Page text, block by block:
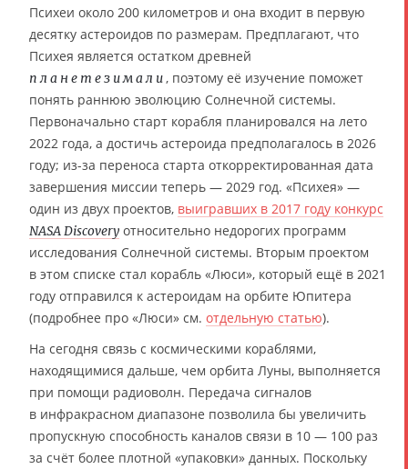
Психеи около 200 километров и она входит в первую
десятку астероидов по размерам. Предплагают, что
Психея является остатком древней
планетезимали , поэтому её изучение поможет
понять раннюю эволюцию Солнечной системы.
Первоначально старт корабля планировался на лето
2022 года, а достичь астероида предполагалось в 2026
году; из-за переноса старта откорректированная дата
завершения миссии теперь — 2029 год. «Психея» —
один из двух проектов, выигравших в 2017 году конкурс
NASA Discovery относительно недорогих программ
исследования Солнечной системы. Вторым проектом
в этом списке стал корабль «Люси», который ещё в 2021
году отправился к астероидам на орбите Юпитера
(подробнее про «Люси» см. отдельную статью).
На сегодня связь с космическими кораблями,
находящимися дальше, чем орбита Луны, выполняется
при помощи радиоволн. Передача сигналов
в инфракрасном диапазоне позволила бы увеличить
пропускную способность каналов связи в 10 — 100 раз
за счёт более плотной «упаковки» данных. Поскольку